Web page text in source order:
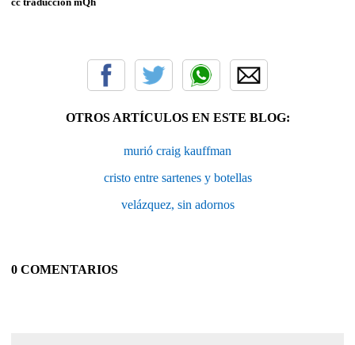
OTROS ARTÍCULOS EN ESTE BLOG:
murió craig kauffman
cristo entre sartenes y botellas
velázquez, sin adornos
0 COMENTARIOS